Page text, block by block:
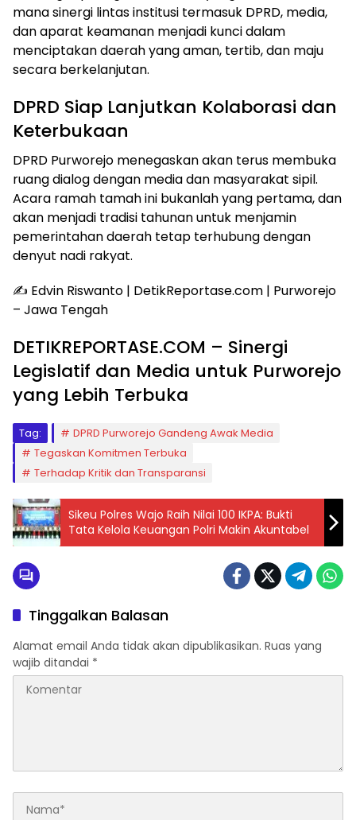
mana sinergi lintas institusi termasuk DPRD, media,
dan aparat keamanan menjadi kunci dalam
menciptakan daerah yang aman, tertib, dan maju
secara berkelanjutan.
DPRD Siap Lanjutkan Kolaborasi dan
Keterbukaan
DPRD Purworejo menegaskan akan terus membuka
ruang dialog dengan media dan masyarakat sipil.
Acara ramah tamah ini bukanlah yang pertama, dan
akan menjadi tradisi tahunan untuk menjamin
pemerintahan daerah tetap terhubung dengan
denyut nadi rakyat.
✍️ Edvin Riswanto | DetikReportase.com | Purworejo
– Jawa Tengah
DETIKREPORTASE.COM – Sinergi
Legislatif dan Media untuk Purworejo
yang Lebih Terbuka
Tag:
DPRD Purworejo Gandeng Awak Media
Tegaskan Komitmen Terbuka
Terhadap Kritik dan Transparansi
Sikeu Polres Wajo Raih Nilai 100 IKPA: Bukti
Tata Kelola Keuangan Polri Makin Akuntabel
Tinggalkan Balasan
Alamat email Anda tidak akan dipublikasikan. Ruas yang
wajib ditandai *